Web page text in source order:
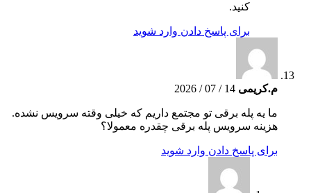
کنید.
برای پاسخ دادن وارد شوید
م.کریمی 14 / 07 / 2026
ما یه پله برقی تو مجتمع داریم که خیلی وقته سرویس نشده.
هزینه سرویس پله برقی چقدره معمولا؟
برای پاسخ دادن وارد شوید